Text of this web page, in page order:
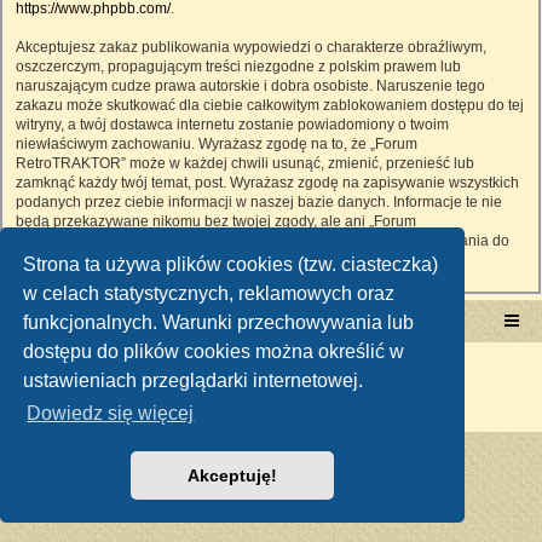
Strona ta używa plików cookies (tzw. ciasteczka)
w celach statystycznych, reklamowych oraz
funkcjonalnych. Warunki przechowywania lub
dostępu do plików cookies można określić w
ustawieniach przeglądarki internetowej.
Dowiedz się więcej
Akceptuję!
https://www.phpbb.com/.
Akceptujesz zakaz publikowania wypowiedzi o charakterze obraźliwym,
oszczerczym, propagującym treści niezgodne z polskim prawem lub
naruszającym cudze prawa autorskie i dobra osobiste. Naruszenie tego
zakazu może skutkować dla ciebie całkowitym zablokowaniem dostępu do tej
witryny, a twój dostawca internetu zostanie powiadomiony o twoim
niewłaściwym zachowaniu. Wyrażasz zgodę na to, że „Forum
RetroTRAKTOR” może w każdej chwili usunąć, zmienić, przenieść lub
zamknąć każdy twój temat, post. Wyrażasz zgodę na zapisywanie wszystkich
podanych przez ciebie informacji w naszej bazie danych. Informacje te nie
będą przekazywane nikomu bez twojej zgody, ale ani „Forum
RetroTRAKTOR”, ani phpBB nie ponosi odpowiedzialności za włamania do
witryny, podczas których może dojść do kradzieży danych.
Portal RetroTRAKTOR.pl retrotraktor.pl/forum
Technologię dostarcza
Polski pakiet językowy dostarczaphpBB.pl
Zasady ochrony danych osobowych